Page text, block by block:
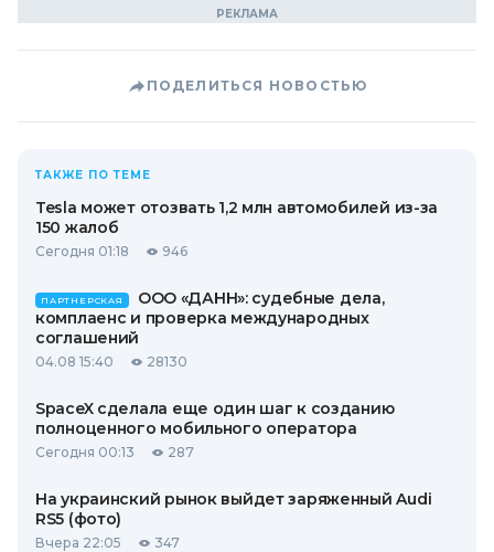
ПОДЕЛИТЬСЯ НОВОСТЬЮ
ТАКЖЕ ПО ТЕМЕ
Tesla может отозвать 1,2 млн автомобилей из-за
150 жалоб
Сегодня 01:18 946
ПАРТНЕРСКАЯ
ООО «ДАНН»: судебные дела,
комплаенс и проверка международных
соглашений
04.08 15:40 28130
SpaceX сделала еще один шаг к созданию
полноценного мобильного оператора
Сегодня 00:13 287
На украинский рынок выйдет заряженный Audi
RS5 (фото)
Вчера 22:05 347